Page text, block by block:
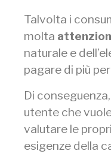
Talvolta i
molta
naturale e
pagare di più
Di
utente che
valutare le
esigenze della